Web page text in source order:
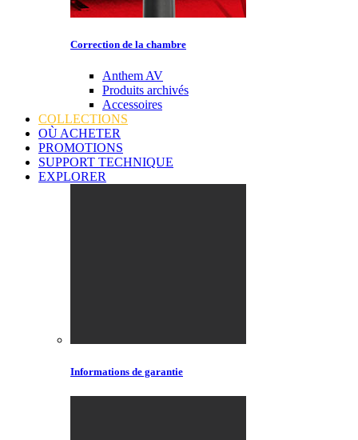
Correction de la chambre
Anthem AV
Produits archivés
Accessoires
COLLECTIONS
OÙ ACHETER
PROMOTIONS
SUPPORT TECHNIQUE
EXPLORER
Informations de garantie